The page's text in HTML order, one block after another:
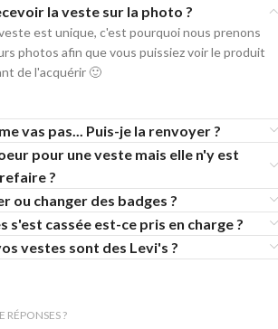
la veste sur la photo ?
est unique, c'est pourquoi nous prenons
photos afin que vous puissiez voir le produit
de l'acquérir 🙂
vas pas... Puis-je la renvoyer ?
pour une veste mais elle n'y est
?
ou changer des badges ?
s'est cassée est-ce pris en charge ?
vestes sont des Levi's ?
RÉPONSES ?